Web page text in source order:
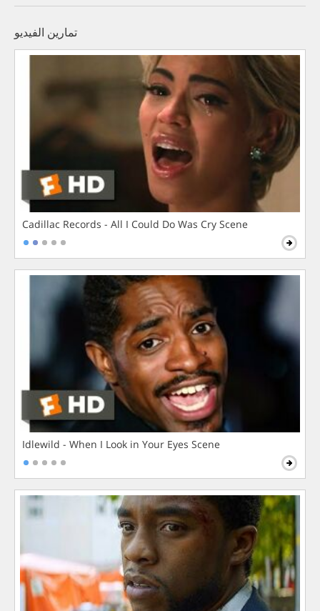
تمارين الفيديو
Cadillac Records - All I Could Do Was Cry Scene
Idlewild - When I Look in Your Eyes Scene